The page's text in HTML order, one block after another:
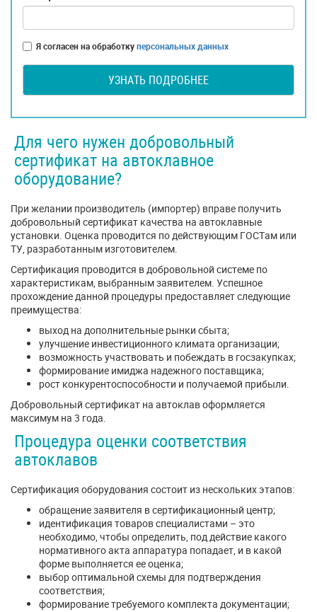
Я согласен на обработкуперсональных данных
УЗНАТЬ ПОДРОБНЕЕ
Для чего нужен добровольный
сертификат на автоклавное
оборудование?
При желании производитель (импортер) вправе получить
добровольный сертификат качества на автоклавные
установки. Оценка проводится по действующим ГОСТам или
ТУ, разработанным изготовителем.
Сертификация проводится в добровольной системе по
характеристикам, выбранным заявителем. Успешное
прохождение данной процедуры предоставляет следующие
преимущества:
выход на дополнительные рынки сбыта;
улучшение инвестиционного климата организации;
возможность участвовать и побеждать в госзакупках;
формирование имиджа надежного поставщика;
рост конкурентоспособности и получаемой прибыли.
Добровольный сертификат на автоклав оформляется
максимум на 3 года.
Процедура оценки соответствия
автоклавов
Сертификация оборудования состоит из нескольких этапов:
обращение заявителя в сертификационный центр;
идентификация товаров специалистами – это
необходимо, чтобы определить, под действие какого
нормативного акта аппаратура попадает, и в какой
форме выполняется ее оценка;
выбор оптимальной схемы для подтверждения
соответствия;
формирование требуемого комплекта документации;